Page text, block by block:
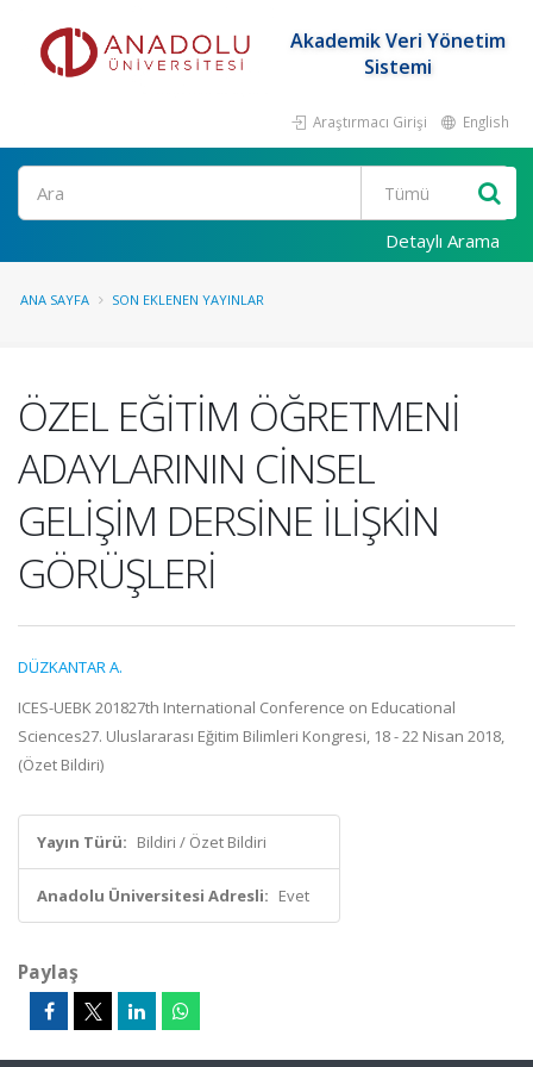
Akademik Veri Yönetim
Sistemi
Araştırmacı Girişi English
Ara
Detaylı Arama
ANA SAYFA SON EKLENEN YAYINLAR
ÖZEL EĞİTİM ÖĞRETMENİ
ADAYLARININ CİNSEL
GELİŞİM DERSİNE İLİŞKİN
GÖRÜŞLERİ
DÜZKANTAR A.
ICES-UEBK 201827th International Conference on Educational
Sciences27. Uluslararası Eğitim Bilimleri Kongresi, 18 - 22 Nisan 2018,
(Özet Bildiri)
Yayın Türü: Bildiri / Özet Bildiri
Anadolu Üniversitesi Adresli: Evet
Paylaş